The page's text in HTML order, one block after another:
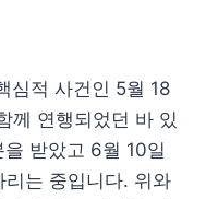
심적 사건인 5월 18
께 연행되었던 바 있
받았고 6월 10일
는 중입니다. 위와